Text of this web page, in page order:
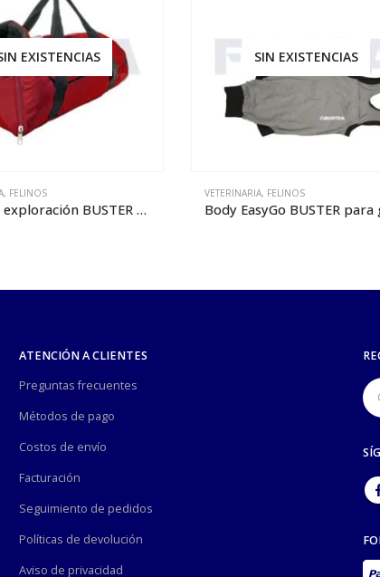
EXISTENCIAS
, FELINOS
Body EasyGo BUSTER para gato – talla XXXS
SIN EXISTENCIAS
VETERINARIA, FELINOS
ATENCIÓN A CLIENTES
Preguntas frecuentes
Métodos de pago
Costos de envío
Facturación
Seguimiento de pedidos
Políticas de devolución
Aviso de privacidad